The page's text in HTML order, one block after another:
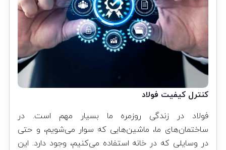
کنترل کیفیت فولاد
فولاد در زندگی روزمره ما بسیار مهم است. در
ساختمان‌های ما، ماشین‌هایی که سوار می‌شویم، و حتی
در وسایلی که در خانه استفاده می‌کنیم، وجود دارد. این